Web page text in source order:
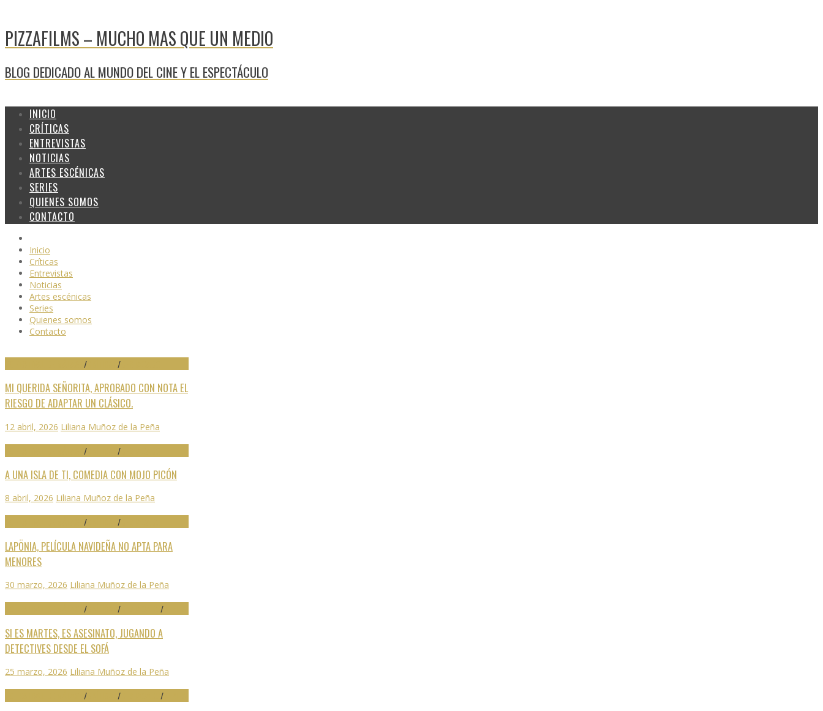
PIZZAFILMS – MUCHO MAS QUE UN MEDIO
BLOG DEDICADO AL MUNDO DEL CINE Y EL ESPECTÁCULO
INICIO
CRÍTICAS
ENTREVISTAS
NOTICIAS
ARTES ESCÉNICAS
SERIES
QUIENES SOMOS
CONTACTO
Inicio
Críticas
Entrevistas
Noticias
Artes escénicas
Series
Quienes somos
Contacto
/ /
MI QUERIDA SEÑORITA, APROBADO CON NOTA EL
RIESGO DE ADAPTAR UN CLÁSICO.
12 abril, 2026 Liliana Muñoz de la Peña
/ /
A UNA ISLA DE TI, COMEDIA CON MOJO PICÓN
8 abril, 2026 Liliana Muñoz de la Peña
/ /
LAPÖNIA, PELÍCULA NAVIDEÑA NO APTA PARA
MENORES
30 marzo, 2026 Liliana Muñoz de la Peña
/ / /
SI ES MARTES, ES ASESINATO, JUGANDO A
DETECTIVES DESDE EL SOFÁ
25 marzo, 2026 Liliana Muñoz de la Peña
/ / /